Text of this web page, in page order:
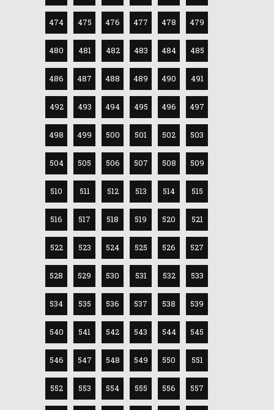
474 475 476 477 478 479
480 481 482 483 484 485
486 487 488 489 490 491
492 493 494 495 496 497
498 499 500 501 502 503
504 505 506 507 508 509
510 511 512 513 514 515
516 517 518 519 520 521
522 523 524 525 526 527
528 529 530 531 532 533
534 535 536 537 538 539
540 541 542 543 544 545
546 547 548 549 550 551
552 553 554 555 556 557